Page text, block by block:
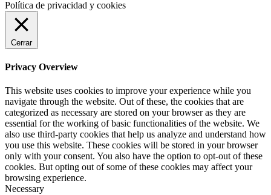
Política de privacidad y cookies
Cerrar
Privacy Overview
This website uses cookies to improve your experience while you
navigate through the website. Out of these, the cookies that are
categorized as necessary are stored on your browser as they are
essential for the working of basic functionalities of the website. We
also use third-party cookies that help us analyze and understand how
you use this website. These cookies will be stored in your browser
only with your consent. You also have the option to opt-out of these
cookies. But opting out of some of these cookies may affect your
browsing experience.
Necessary